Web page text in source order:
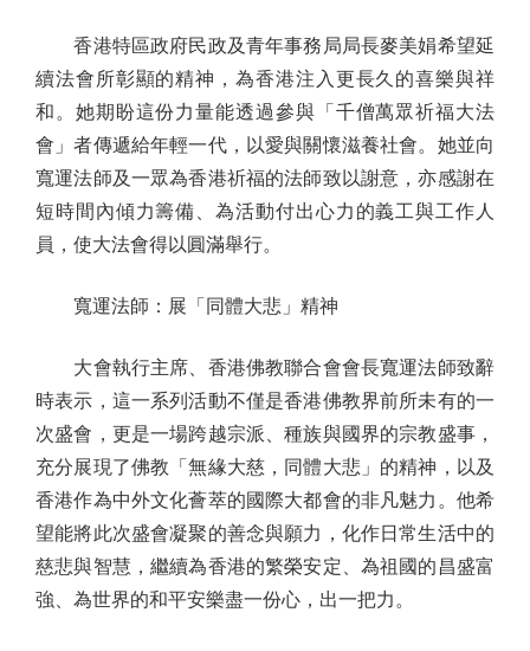
香港特區政府民政及青年事務局局長麥美娟希望延
續法會所彰顯的精神，為香港注入更長久的喜樂與祥
和。她期盼這份力量能透過參與「千僧萬眾祈福大法
會」者傳遞給年輕一代，以愛與關懷滋養社會。她並向
寬運法師及一眾為香港祈福的法師致以謝意，亦感謝在
短時間內傾力籌備、為活動付出心力的義工與工作人
員，使大法會得以圓滿舉行。
寬運法師：展「同體大悲」精神
大會執行主席、香港佛教聯合會會長寬運法師致辭
時表示，這一系列活動不僅是香港佛教界前所未有的一
次盛會，更是一場跨越宗派、種族與國界的宗教盛事，
充分展現了佛教「無緣大慈，同體大悲」的精神，以及
香港作為中外文化薈萃的國際大都會的非凡魅力。他希
望能將此次盛會凝聚的善念與願力，化作日常生活中的
慈悲與智慧，繼續為香港的繁榮安定、為祖國的昌盛富
強、為世界的和平安樂盡一份心，出一把力。